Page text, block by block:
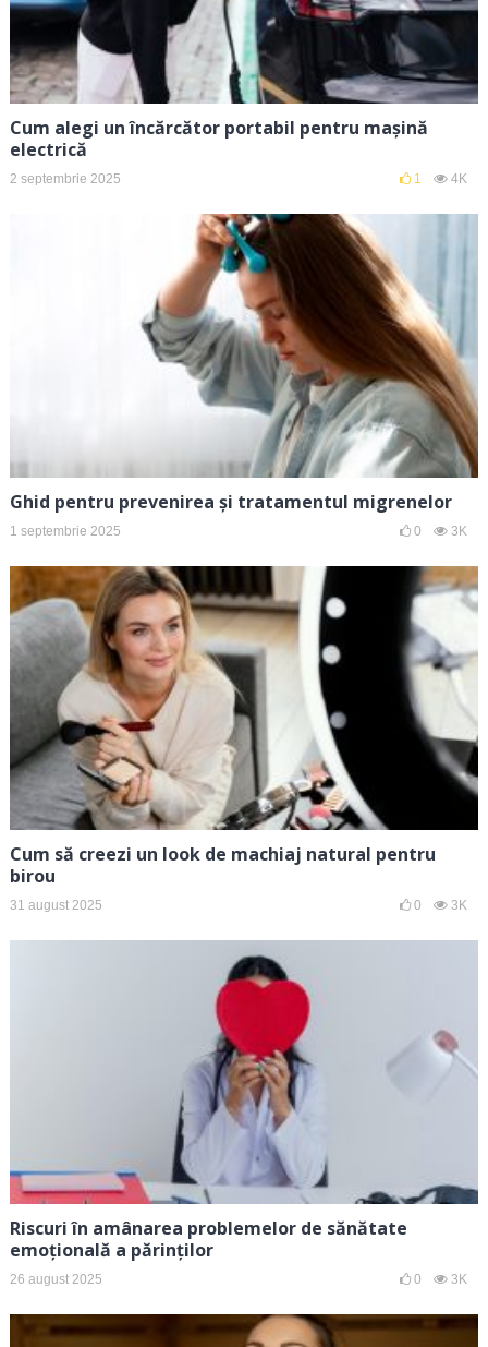
Cum alegi un încărcător portabil pentru mașină
electrică
2 septembrie 2025 1 4K
Ghid pentru prevenirea și tratamentul migrenelor
1 septembrie 2025 0 3K
Cum să creezi un look de machiaj natural pentru
birou
31 august 2025 0 3K
Riscuri în amânarea problemelor de sănătate
emoțională a părinților
26 august 2025 0 3K